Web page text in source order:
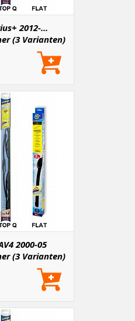
2012-...
(3 Varianten)
2000-05
(3 Varianten)